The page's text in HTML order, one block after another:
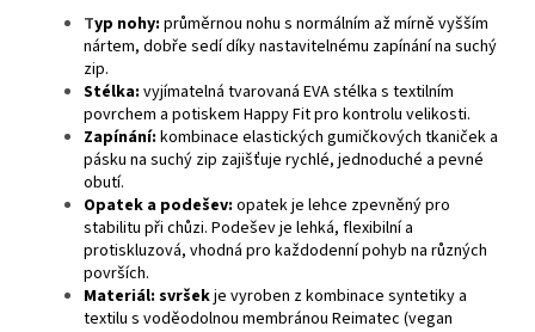
Typ nohy: průměrnou nohu s normálním až mírně vyšším
nártem, dobře sedí díky nastavitelnému zapínání na suchý
zip.
Stélka: vyjímatelná tvarovaná EVA stélka s textilním
povrchem a potiskem Happy Fit pro kontrolu velikosti.
Zapínání: kombinace elastických gumičkových tkaniček a
pásku na suchý zip zajišťuje rychlé, jednoduché a pevné
obutí.
Opatek a podešev: opatek je lehce zpevněný pro
stabilitu při chůzi. Podešev je lehká, flexibilní a
protiskluzová, vhodná pro každodenní pohyb na různých
površích.
Materiál: svršekje vyroben z kombinace syntetiky a
textilu s voděodolnou membránou Reimatec (vegan